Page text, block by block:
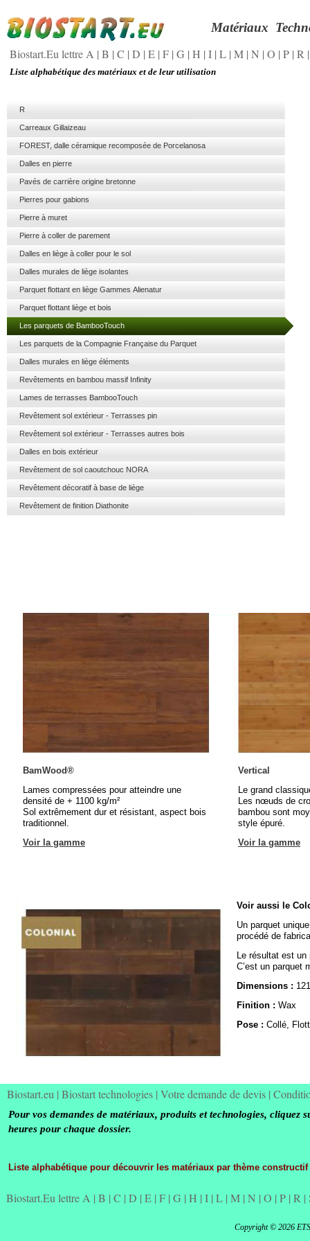
R
Carreaux Gillaizeau
FOREST, dalle céramique recomposée de Porcelanosa
Dalles en pierre
Pavés de carrière origine bretonne
Pierres pour gabions
Pierre à muret
Pierre à coller de parement
Dalles en liège à coller pour le sol
Dalles murales de liège isolantes
Parquet flottant en liège Gammes Alienatur
Parquet flottant liège et bois
Les parquets de BambooTouch
Les parquets de la Compagnie Française du Parquet
Dalles murales en liège éléments
Revêtements en bambou massif Infinity
Lames de terrasses BambooTouch
Revêtement sol extérieur - Terrasses pin
Revêtement sol extérieur - Terrasses autres bois
Dalles en bois extérieur
Revêtement de sol caoutchouc NORA
Revêtement décoratif à base de liège
Revêtement de finition Diathonite
Liste alphabétique des matériaux et de leur utilisation
Biostart.Eu lettre A | B | C | D | E | F | G | H | I | L | M | N | O | P | R
Matériaux
Pour vos demandes de matériaux, produits et technologies, cliquez
heures pour chaque dossier.
Biostart.eu | Biostart technologies | Votre demande de devis |
Liste alphabétique pour découvrir les matériaux par thème constructif
Biostart.Eu lettre A | B | C | D | E | F | G | H | I | L | M | N | O | P | R |
BamWood®
Lames compressées pour atteindre une
densité de + 1100 kg/m²
Sol extrêmement dur et résistant, aspect bois
traditionnel.
Voir la gamme
Vertical
Le grand
Les nœuds de
bambou sont
style épuré.
Voir la gamme
Voir aussi le
Un parquet
procédé de
Le résultat est un
C’est un parquet
Dimensions :
Finition : Wax
Pose : Collé,
Copyright © 2026